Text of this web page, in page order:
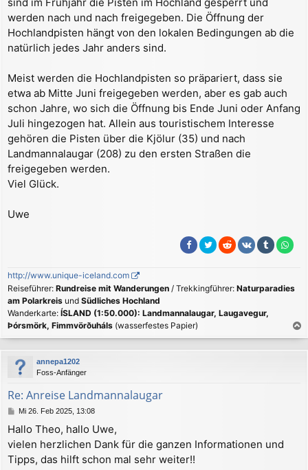
werden nach und nach freigegeben. Die Öffnung der
Hochlandpisten hängt von den lokalen Bedingungen ab die
natürlich jedes Jahr anders sind.
Meist werden die Hochlandpisten so präpariert, dass sie
etwa ab Mitte Juni freigegeben werden, aber es gab auch
schon Jahre, wo sich die Öffnung bis Ende Juni oder Anfang
Juli hingezogen hat. Allein aus touristischem Interesse
gehören die Pisten über die Kjölur (35) und nach
Landmannalaugar (208) zu den ersten Straßen die
freigegeben werden.
Viel Glück.
Uwe
http://www.unique-iceland.com
Reiseführer: Rundreise mit Wanderungen / Trekkingführer: Naturparadies
am Polarkreis und Südliches Hochland
Wanderkarte: ÍSLAND (1:50.000): Landmannalaugar, Laugavegur,
Þórsmörk, Fimmvörðuháls (wasserfestes Papier)
a
c
annepa1202
Foss-Anfänger
Re: Anreise Landmannalaugar
B
i
t
r
a
Mi 26. Feb 2025, 13:08
Hallo Theo, hallo Uwe,
vielen herzlichen Dank für die ganzen Informationen und
Tipps, das hilft schon mal sehr weiter!!